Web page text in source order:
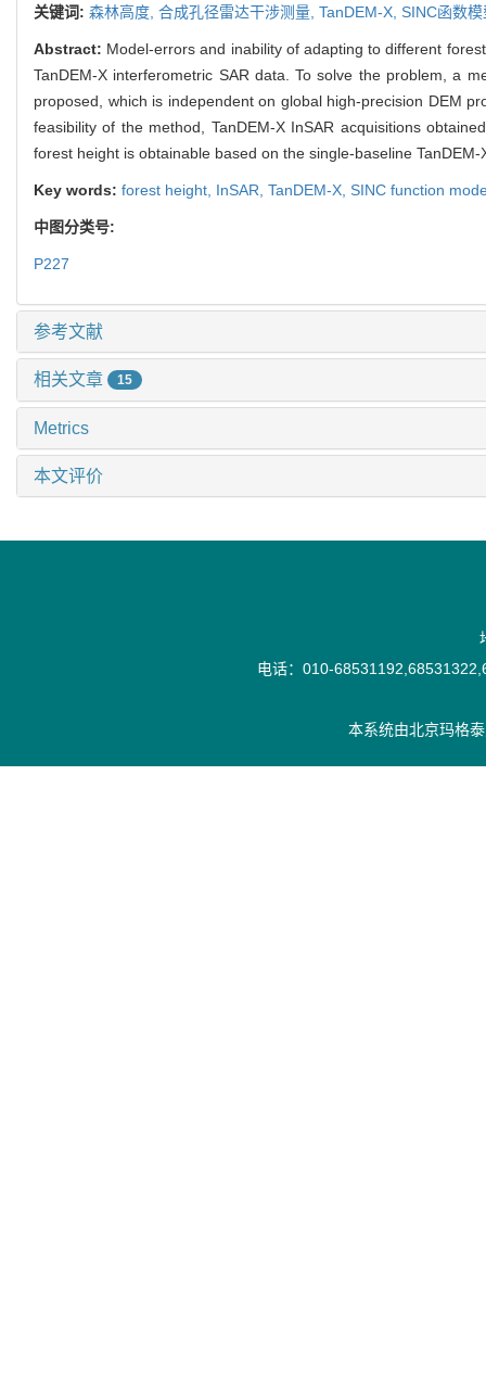
关键词: 森林高度, 合成孔径雷达干涉测量, TanDEM-X, SINC函数
Abstract: Model-errors and inability of adapting to different
TanDEM-X interferometric SAR data. To solve the problem, a
proposed, which is independent on global high-precision DEM
feasibility of the method, TanDEM-X InSAR acquisitions
forest height is obtainable based on the single-baseline
Key words: forest height, InSAR, TanDEM-X, SINC function
中图分类号:
P227
参考文献
相关文章 15
Metrics
本文评价
电话：010-
本系统由北京玛格